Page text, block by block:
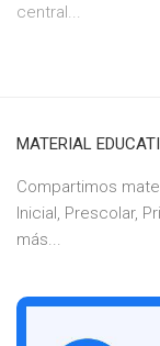
central...
MATERIAL
Compartimos
Inicial, Prescolar,
más...